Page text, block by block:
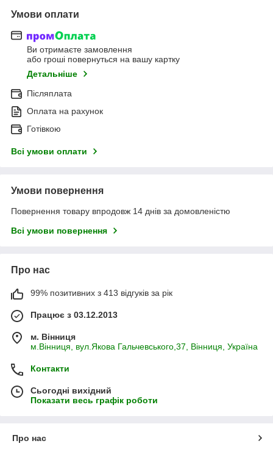
Умови оплати
Ви отримаєте замовлення
або гроші повернуться на вашу картку
Детальніше
Післяплата
Оплата на рахунок
Готівкою
Всі умови оплати
Умови повернення
Повернення товару впродовж 14 днів за домовленістю
Всі умови повернення
Про нас
99% позитивних з 413 відгуків за рік
Працює з 03.12.2013
м. Вінниця
м.Вінниця, вул.Якова Гальчевського,37, Вінниця, Україна
Контакти
Сьогодні вихідний
Показати весь графік роботи
Про нас